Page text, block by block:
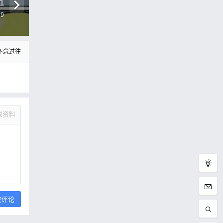
念过往
资料
评论